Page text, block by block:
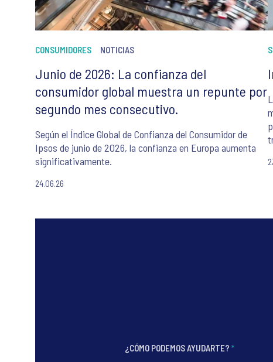
CONSUMIDORES NOTICIAS
Junio de 2026: La confianza del
consumidor global muestra un repunte por
segundo mes consecutivo.
Según el Índice Global de Confianza del Consumidor de
Ipsos de junio de 2026, la confianza en Europa aumenta
significativamente.
24.06.26
¿CÓMO PODEMOS AYUDARTE? *